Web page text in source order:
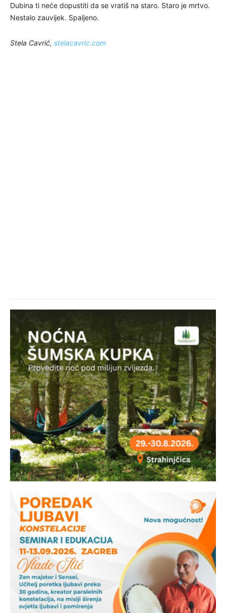
Dubina ti neće dopustiti da se vratiš na staro. Staro je mrtvo.
Nestalo zauvijek. Spaljeno.
Stela Cavrić, stelacavric.com